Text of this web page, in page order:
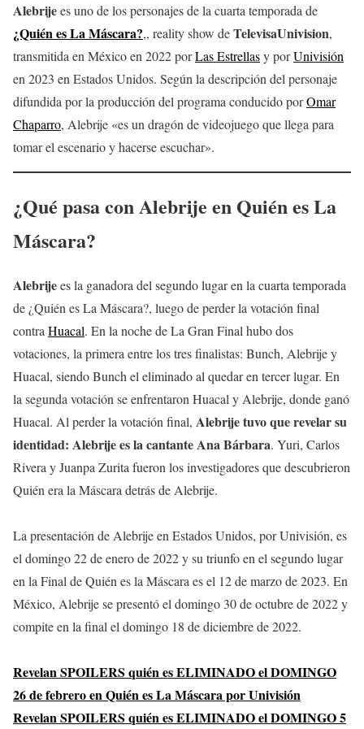
Alebrijees uno de los personajes de la cuarta temporada de
¿Quién es La Máscara?,, reality show deTelevisaUnivision,
transmitida en México en 2022 porLas Estrellasy porUnivisión
en 2023 en Estados Unidos. Según la descripción del personaje
difundida por la producción del programa conducido porOmar
Chaparro, Alebrije «es un dragón de videojuego que llega para
tomar el escenario y hacerse escuchar».
¿Qué pasa con Alebrije en Quién es La
Máscara?
Alebrijees la ganadora del segundo lugar en la cuarta temporada
de ¿Quién es La Máscara?, luego de perder la votación final
contra Huacal. En la noche de La Gran Final hubo dos
votaciones, la primera entre los tres finalistas: Bunch, Alebrije y
Huacal, siendo Bunch el eliminado al quedar en tercer lugar. En
la segunda votación se enfrentaron Huacal y Alebrije, donde ganó
Huacal. Al perder la votación final, Alebrijetuvo que revelar su
identidad: Alebrijees la cantante Ana Bárbara. Yuri, Carlos
Rivera y Juanpa Zurita fueron los investigadores que descubrieron
Quién era la Máscara detrás de Alebrije.
La presentación de Alebrije en Estados Unidos, por Univisión, es
el domingo 22 de enero de 2022 y su triunfo en el segundo lugar
en la Final de Quién es la Máscara es el 12 de marzo de 2023. En
México, Alebrije se presentó el domingo 30 de octubre de 2022 y
compite en la final el domingo 18 de diciembre de 2022.
Revelan SPOILERS quién es ELIMINADO el DOMINGO
26 de febrero en Quién es La Máscara por Univisión
Revelan SPOILERS quién es ELIMINADO el DOMINGO 5